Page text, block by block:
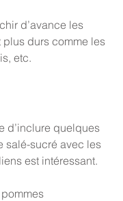
d’avance les
durs comme les
etc.
d’inclure quelques
salé-sucré avec les
est intéressant.